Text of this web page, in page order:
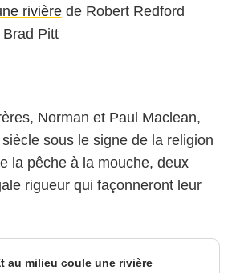
rivière de Robert Redford
Pitt
Norman et Paul Maclean,
sous le signe de la religion
la pêche à la mouche, deux
rigueur qui façonneront leur
au milieu coule une rivière